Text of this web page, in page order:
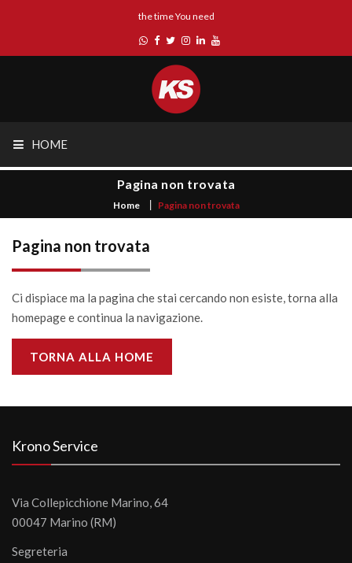
the time You need
HOME
Pagina non trovata
Home Pagina non trovata
Pagina non trovata
Ci dispiace ma la pagina che stai cercando non esiste, torna alla
homepage e continua la navigazione.
TORNA ALLA HOME
Krono Service
Via Collepicchione Marino, 64
00047 Marino (RM)
Segreteria